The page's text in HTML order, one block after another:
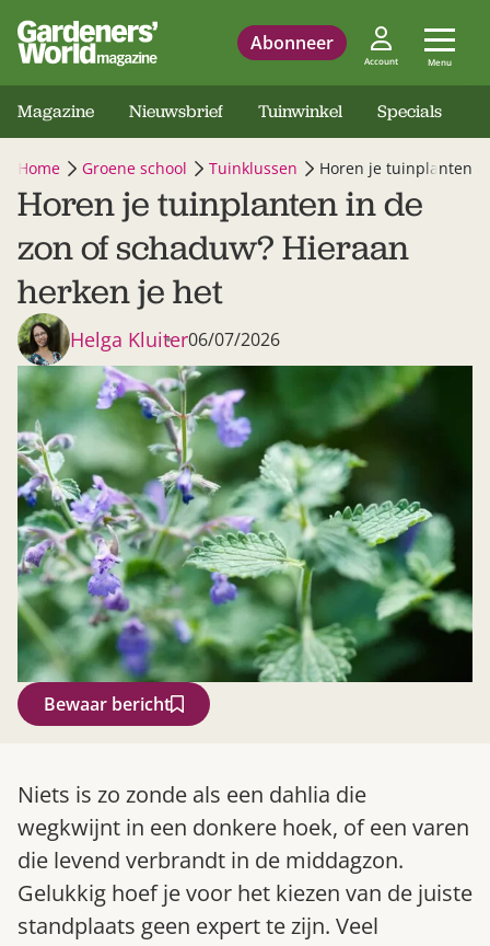
Abonneer
Account Menu
Magazine Nieuwsbrief Tuinwinkel Specials
Home Groene school Tuinklussen Horen je tuinplanten
Horen je tuinplanten in de
zon of schaduw? Hieraan
herken je het
Helga Kluiter06/07/2026
Bewaar bericht
Niets is zo zonde als een dahlia die
wegkwijnt in een donkere hoek, of een varen
die levend verbrandt in de middagzon.
Gelukkig hoef je voor het kiezen van de juiste
standplaats geen expert te zijn. Veel